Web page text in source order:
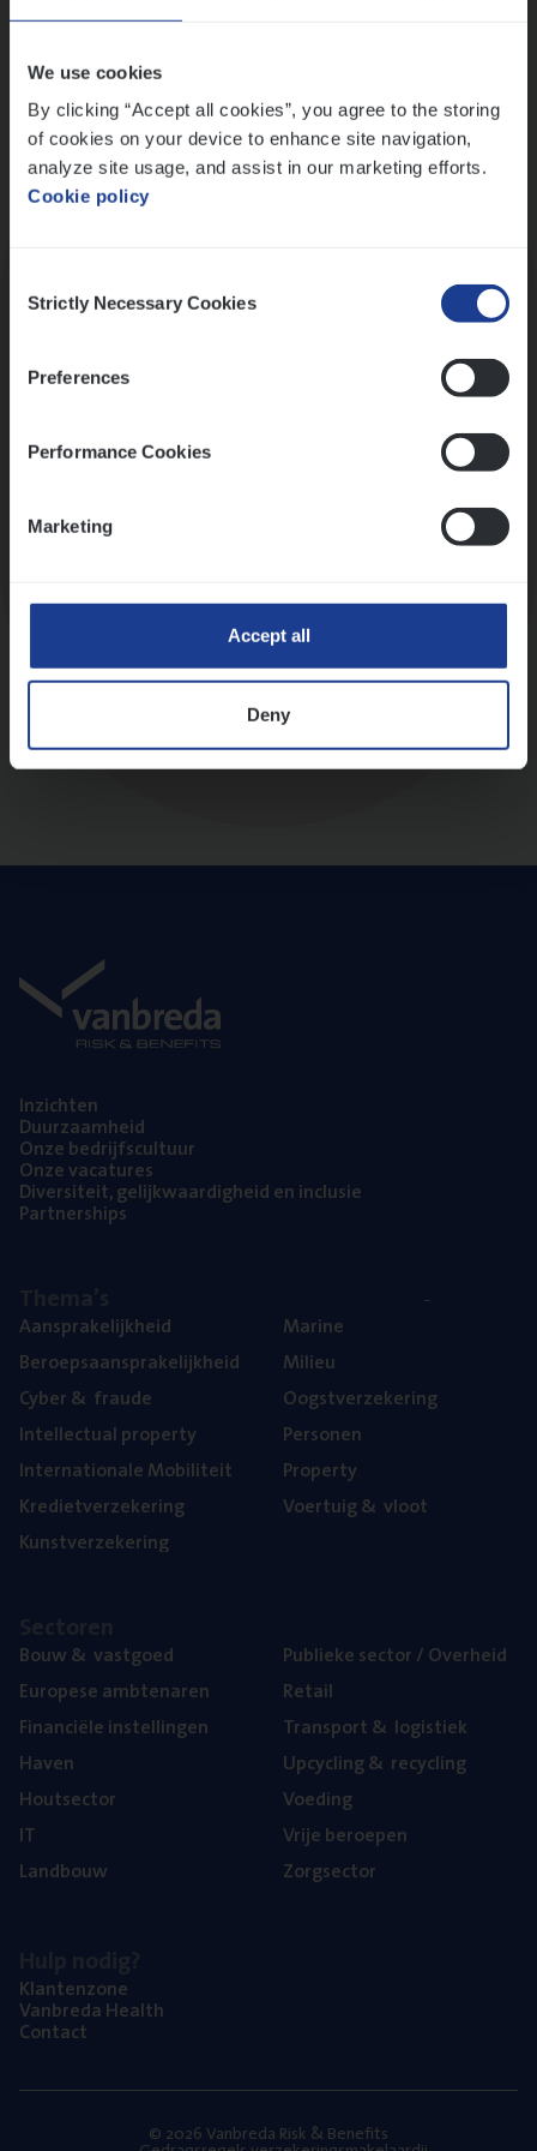
We use cookies
By clicking “Accept all cookies”, you agree to the storing
of cookies on your device to enhance site navigation,
analyze site usage, and assist in our marketing efforts.
Cookie policy
Selection
Strictly Necessary Cookies
Preferences
Performance Cookies
Marketing
Accept all
Deny
Inzich­ten
Duur­zaam­heid
Onze bedrijfs­cul­tuur
Onze vaca­tu­res
Diver­si­teit, gelijk­waar­dig­heid en inclusie
Part­ner­ships
Aan­spra­ke­lijk­heid
Beroeps­aan­spra­ke­lijk­heid
Cyber& fraude
Intel­lec­tu­al property
Inter­na­ti­o­na­le Mobiliteit
Kre­diet­ver­ze­ke­ring
Kunst­ver­ze­ke­ring
Mari­ne
Mili­eu
Oogst­ver­ze­ke­ring
Per­so­nen
Pro­per­ty
Voer­tuig& vloot
Bouw& vastgoed
Euro­pe­se ambtenaren
Finan­ci­ë­le instellingen
Haven
Hout­sec­tor
IT
Land­bouw
Publie­ke sec­tor / Overheid
Retail
Trans­port& logistiek
Upcy­cling& recycling
Voe­ding
Vrije beroe­pen
Zorg­sec­tor
Klan­ten­zo­ne
Van­b­re­da Health
Con­tact
© 2026 Vanbreda Risk & Benefits